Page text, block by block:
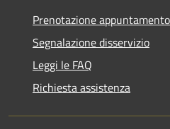
Prenotazione appuntamento
Segnalazione disservizio
Leggi le FAQ
Richiesta assistenza